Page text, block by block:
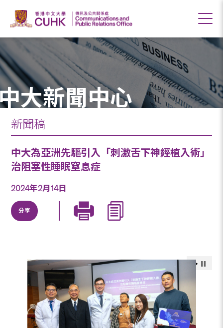
大新聞中心
新聞稿
中大為亞洲先驅引入「刺激舌下神經植入術」
治阻塞性睡眠窒息症
2024年2月14日
分享